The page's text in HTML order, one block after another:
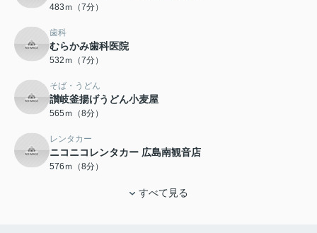
483ｍ（7分）
歯科
むらかみ歯科医院
532ｍ（7分）
そば・うどん
讃岐釜揚げうどん小麦屋
565ｍ（8分）
レンタカー
ニコニコレンタカー 広島南観音店
576ｍ（8分）
すべて見る